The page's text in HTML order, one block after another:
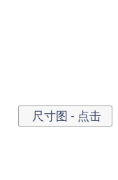
尺寸图 - 点击